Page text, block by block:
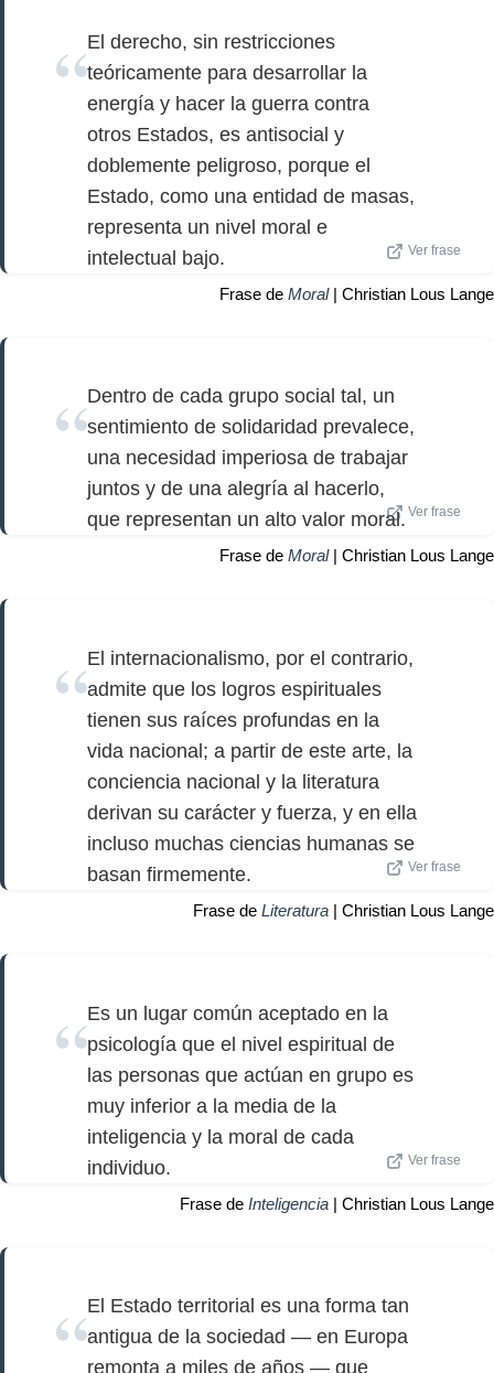
El derecho, sin restricciones
teóricamente para desarrollar la
energía y hacer la guerra contra
otros Estados, es antisocial y
doblemente peligroso, porque el
Estado, como una entidad de masas,
representa un nivel moral e
intelectual bajo.
Ver frase
Frase de Moral| Christian Lous Lange
Dentro de cada grupo social tal, un
sentimiento de solidaridad prevalece,
una necesidad imperiosa de trabajar
juntos y de una alegría al hacerlo,
que representan un alto valor moral. Ver frase
Frase de Moral| Christian Lous Lange
El internacionalismo, por el contrario,
admite que los logros espirituales
tienen sus raíces profundas en la
vida nacional; a partir de este arte, la
conciencia nacional y la literatura
derivan su carácter y fuerza, y en ella
incluso muchas ciencias humanas se
basan firmemente.
Ver frase
Frase de Literatura | Christian Lous Lange
Es un lugar común aceptado en la
psicología que el nivel espiritual de
las personas que actúan en grupo es
muy inferior a la media de la
inteligencia y la moral de cada
individuo.
Ver frase
Frase de Inteligencia | Christian Lous Lange
El Estado territorial es una forma tan
antigua de la sociedad — en Europa
remonta a miles de años — que